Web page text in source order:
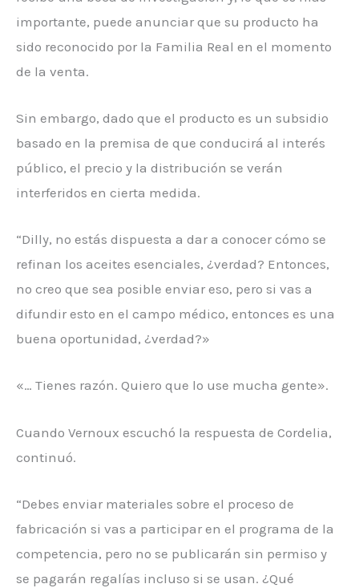
importante, puede anunciar que su producto ha
sido reconocido por la Familia Real en el momento
de la venta.
Sin embargo, dado que el producto es un subsidio
basado en la premisa de que conducirá al interés
público, el precio y la distribución se verán
interferidos en cierta medida.
“Dilly, no estás dispuesta a dar a conocer cómo se
refinan los aceites esenciales, ¿verdad? Entonces,
no creo que sea posible enviar eso, pero si vas a
difundir esto en el campo médico, entonces es una
buena oportunidad, ¿verdad?»
«… Tienes razón. Quiero que lo use mucha gente».
Cuando Vernoux escuchó la respuesta de Cordelia,
continuó.
“Debes enviar materiales sobre el proceso de
fabricación si vas a participar en el programa de la
competencia, pero no se publicarán sin permiso y
se pagarán regalías incluso si se usan. ¿Qué